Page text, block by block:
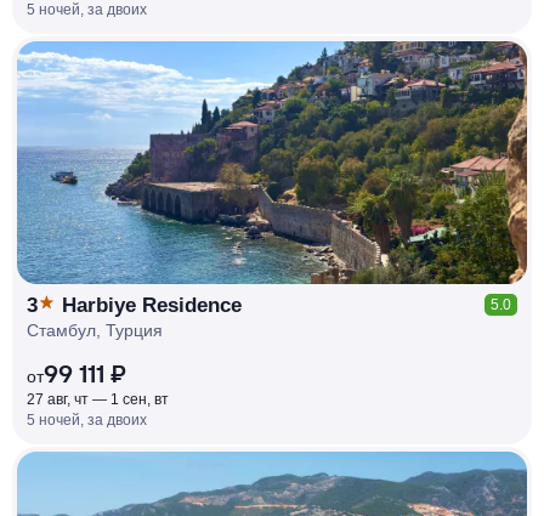
5 ночей, за двоих
КЕШБЭК
РУБЛЯ
МИ
Д
О 7
%
3 Harbiye Residence 5.0
Стамбул, Турция
от99 111 ₽
27 авг, чт — 1 сен, вт
5 ночей, за двоих
РУБЛЯ
МИ
Д
О 7